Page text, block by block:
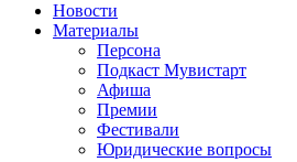
Новости
Материалы
Персона
Подкаст Мувистарт
Афиша
Премии
Фестивали
Юридические вопросы